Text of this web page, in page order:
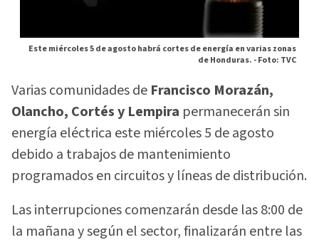
Este miércoles 5 de agosto habrá cortes de energía en varias zonas
de Honduras. -Foto: TVC
Varias comunidades de Francisco Morazán,
Olancho, Cortés y Lempira permanecerán sin
energía eléctrica este miércoles 5 de agosto
debido a trabajos de mantenimiento
programados en circuitos y líneas de distribución.
Las interrupciones comenzarán desde las 8:00 de
la mañana y según el sector, finalizarán entre las